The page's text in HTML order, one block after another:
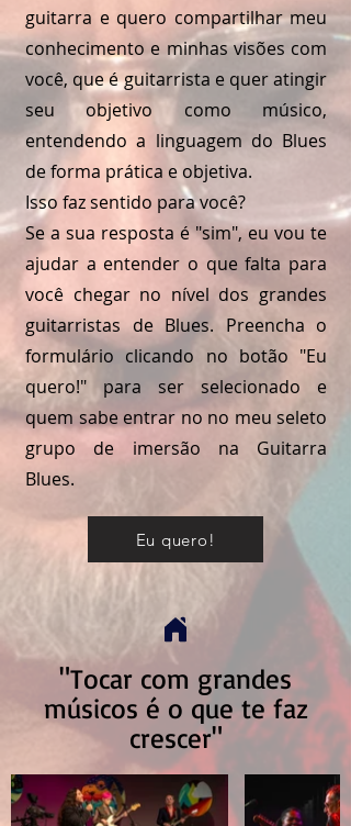
guitarra e quero compartilhar meu
conhecimento e minhas visões com
você, que é guitarrista e quer atingir
seu objetivo como músico,
entendendo a linguagem do Blues
de forma prática e objetiva.
Isso faz sentido para você?
Se a sua resposta é "sim", eu vou te
ajudar a entender o que falta para
você chegar no nível dos grandes
guitarristas de Blues. Preencha o
formulário clicando no botão "Eu
quero!" para ser selecionado e
quem sabe entrar no no meu seleto
grupo de imersão na Guitarra
Blues.
Eu quero!
"Tocar com grandes
músicos é o que te faz
crescer"